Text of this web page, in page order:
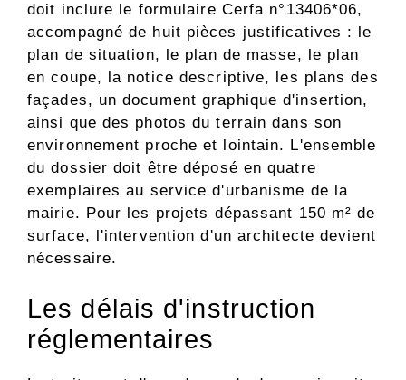
doit inclure le formulaire Cerfa n°13406*06,
accompagné de huit pièces justificatives : le
plan de situation, le plan de masse, le plan
en coupe, la notice descriptive, les plans des
façades, un document graphique d'insertion,
ainsi que des photos du terrain dans son
environnement proche et lointain. L'ensemble
du dossier doit être déposé en quatre
exemplaires au service d'urbanisme de la
mairie. Pour les projets dépassant 150 m² de
surface, l'intervention d'un architecte devient
nécessaire.
Les délais d'instruction
réglementaires